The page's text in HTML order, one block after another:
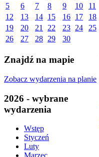
5
6 7 8 9 10
11
12
13 14 15 16 17
18
19
20 21 22 23 24
25
26
27 28 29 30
Znajdź na mapie
Zobacz wydarzenia na planie
2026 - wybrane
wydarzenia
Wstęp
Styczeń
Luty